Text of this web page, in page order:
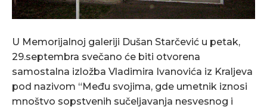
U Memorijalnoj galeriji Dušan Starčević u petak,
29.septembra svečano će biti otvorena
samostalna izložba Vladimira Ivanovića iz Kraljeva
pod nazivom “Među svojima, gde umetnik iznosi
mnoštvo sopstvenih sučeljavanja nesvesnog i